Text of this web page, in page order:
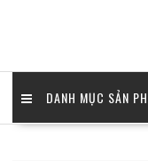
DANH MỤC SẢN